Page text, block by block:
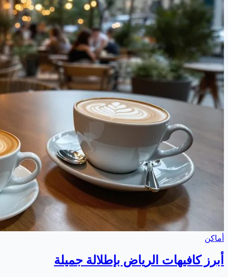
أماكن
أبرز كافيهات الرياض بإطلالة جميلة